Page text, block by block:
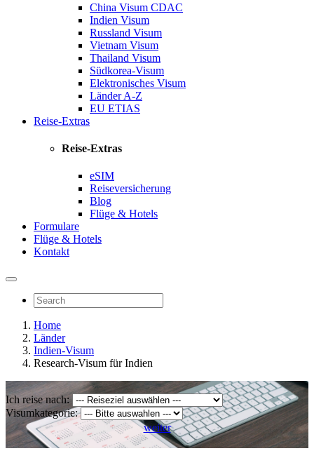
China Visum CDAC
Indien Visum
Russland Visum
Vietnam Visum
Thailand Visum
Südkorea-Visum
Elektronisches Visum
Länder A-Z
EU ETIAS
Reise-Extras
Reise-Extras
eSIM
Reiseversicherung
Blog
Flüge & Hotels
Formulare
Flüge & Hotels
Kontakt
Home
Länder
Indien-Visum
Research-Visum für Indien
Ich reise nach:
Visumkategorie:
weiter